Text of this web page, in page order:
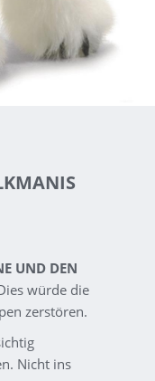
UND DEN
würde die
zerstören.
Nicht ins